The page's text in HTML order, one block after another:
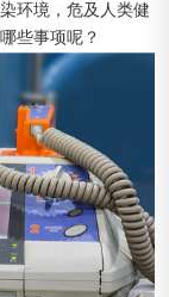
环境，危及人类健
些事项呢？